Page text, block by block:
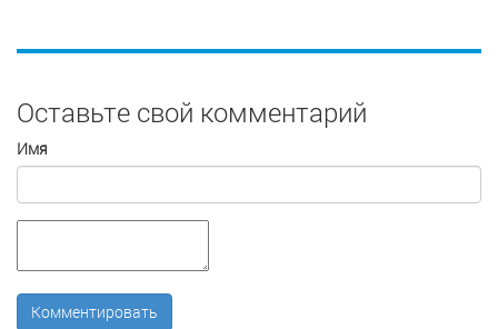
Оставьте свой комментарий
Имя
Комментировать